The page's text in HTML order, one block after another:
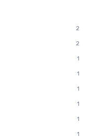
2
2
1
1
1
1
1
1